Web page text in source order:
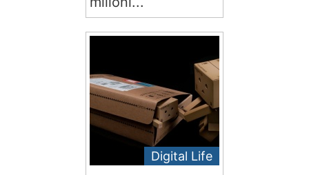
Digital Life